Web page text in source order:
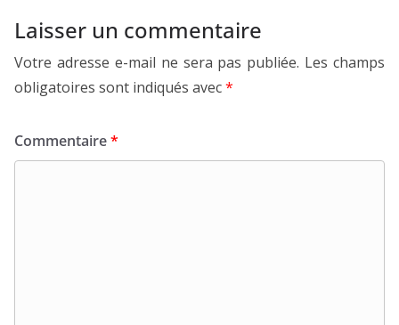
Laisser un commentaire
Votre adresse e-mail ne sera pas publiée. Les champs
obligatoires sont indiqués avec*
Commentaire*